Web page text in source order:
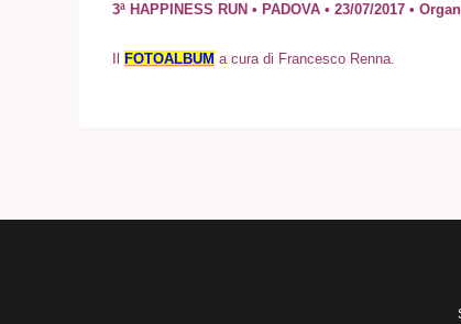
3ª HAPPINESS RUN • PADOVA • 23/07/2017 •
FOTOALBUM a cura di Francesco Renna.